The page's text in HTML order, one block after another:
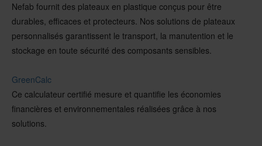
Nefab fournit des plateaux en plastique conçus pour être
durables, efficaces et protecteurs. Nos solutions de plateaux
personnalisés garantissent le transport, la manutention et le
stockage en toute sécurité des composants sensibles.
GreenCalc
Ce calculateur certifié mesure et quantifie les économies
financières et environnementales réalisées grâce à nos
solutions.